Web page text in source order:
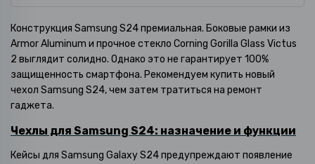
Конструкция Samsung S24 премиальная. Боковые рамки из
Armor Aluminum и прочное стекло Corning Gorilla Glass Victus
2 выглядит солидно. Однако это не гарантирует 100%
защищенность смартфона. Рекомендуем купить новый
чехол Samsung S24, чем затем тратиться на ремонт
гаджета.
Чехлы для Samsung S24: назначение и функции
Кейсы для Samsung Galaxy S24 предупреждают появление